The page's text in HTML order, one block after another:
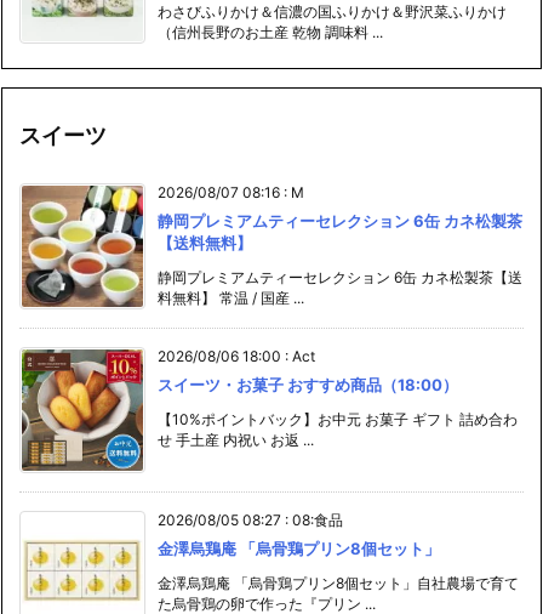
わさびふりかけ＆信濃の国ふりかけ＆野沢菜ふりかけ
（信州長野のお土産 乾物 調味料 ...
スイーツ
2026/08/07 08:16 : M
静岡プレミアムティーセレクション 6缶 カネ松製茶
【送料無料】
静岡プレミアムティーセレクション 6缶 カネ松製茶【送
料無料】 常温 / 国産 ...
2026/08/06 18:00 : Act
スイーツ・お菓子 おすすめ商品（18:00）
【10%ポイントバック】お中元 お菓子 ギフト 詰め合わ
せ 手土産 内祝い お返 ...
2026/08/05 08:27 : 08:食品
金澤烏鶏庵 「烏骨鶏プリン8個セット」
金澤烏鶏庵 「烏骨鶏プリン8個セット」自社農場で育て
た烏骨鶏の卵で作った『プリン ...